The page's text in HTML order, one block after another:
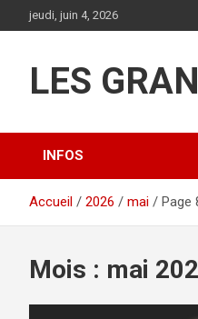
au
jeudi, juin 4, 2026
LES
INFOS
Accueil 2026 mai Page
Mois : mai